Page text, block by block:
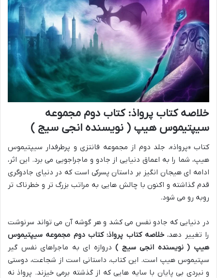
خلاصه کتاب پرواذ: کتاب دوم مجموعه
سیپتیموس هیپ ( نویسنده انجی سیج )
کتاب «پرواذ»، جلد دوم از مجموعه فانتزی و پرطرفدار سیپتیموس
هیپ، شما را به اعماق دنیایی از جادو و ماجراجویی می برد. این اثر،
ادامه ای هیجان انگیز بر داستان پسرکی است که در دنیای جادوگری
قدم گذاشته و اکنون با چالش هایی به مراتب بزرگ تر و خطرناک تر
روبه رو می شود.
در دنیایی که جادو نفس می کشد و هر گوشه آن می تواند سرنوشت
را تغییر دهد، خلاصه کتاب پرواذ: کتاب دوم مجموعه سیپتیموس
هیپ ( نویسنده انجی سیج )دروازه ای به ماجراهای نفس گیر
سپتیموس هیپ است. این کتاب، داستانی است از شجاعت، دوستی
و نبردی بی پایان با سایه هایی که از گذشته برمی خیزند. پرواذ نه